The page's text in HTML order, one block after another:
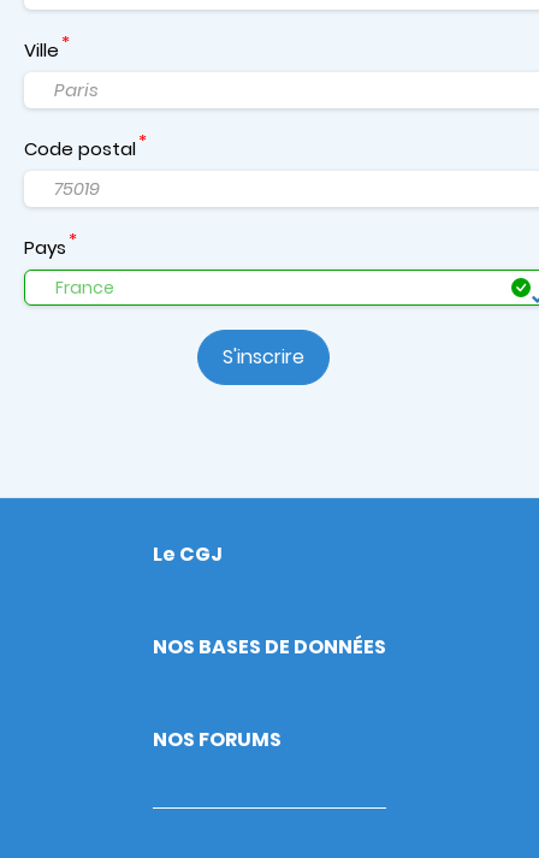
Ville
Code postal
Pays
S'inscrire
Footer
Le CGJ
NOS BASES DE DONNÉES
NOS FORUMS